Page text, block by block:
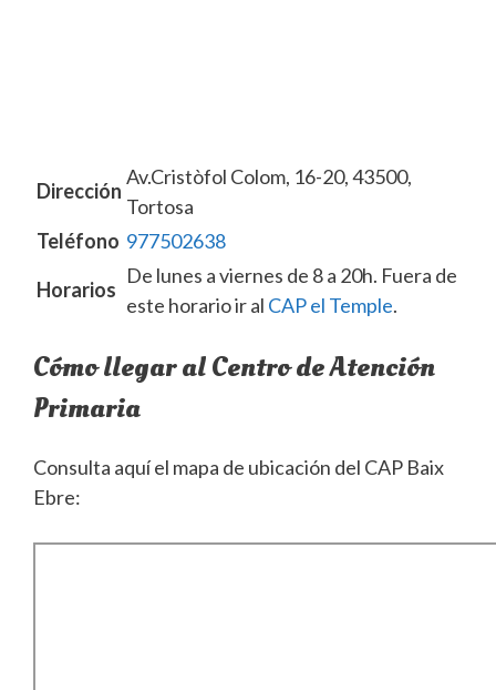
Dirección
Av.Cristòfol Colom, 16-20, 43500,
Tortosa
Teléfono 977502638
Horarios
De lunes a viernes de 8 a 20h. Fuera de
este horario ir al CAP el Temple.
Cómo llegar al Centro de Atención
Primaria
Consulta aquí el mapa de ubicación del CAP Baix
Ebre: